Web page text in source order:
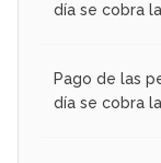
día se cobra
Pago de las
día se cobra